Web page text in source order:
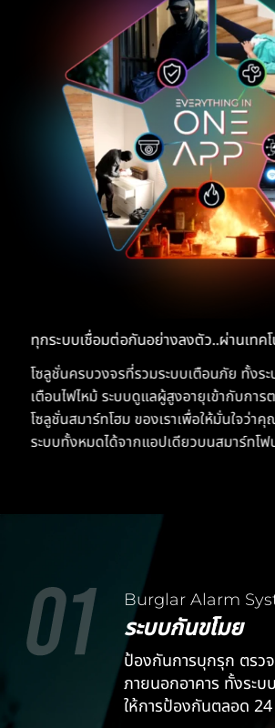
ทุกระบบเชื่อมต่อกันอย่างลงตัว..ผ่านเทคโ
โซลูชั่นครบวงจรที่รวมระบบเตือนภัย ทั้งร
เตือนไฟไหม้ ระบบดูแลผู้สูงอายุเข้ากับการ
โซลูชั่นสมาร์ทโฮม ของเราเพื่อให้มั่นใจว่า
ระบบทั้งหมดได้จากแอปเดียวบนสมาร์ทโ
Burglar Alarm
ระบบกันขโมย
ป้องกันการบุกรุก ตรว
ภายนอกอาคาร ทั้งระบ
ให้การป้องกันตลอด 24